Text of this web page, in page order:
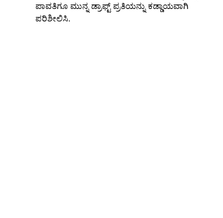
ಪಾವತಿಗೂ ಮುನ್ನ ಡ್ರಾಫ್ಟ್ ಪ್ರತಿಯನ್ನು ಕಡ್ಡಾಯವಾಗಿ
ಪರಿಶೀಲಿಸಿ.